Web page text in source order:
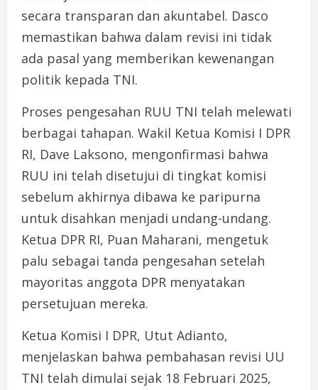
secara transparan dan akuntabel. Dasco
memastikan bahwa dalam revisi ini tidak
ada pasal yang memberikan kewenangan
politik kepada TNI.
Proses pengesahan RUU TNI telah melewati
berbagai tahapan. Wakil Ketua Komisi I DPR
RI, Dave Laksono, mengonfirmasi bahwa
RUU ini telah disetujui di tingkat komisi
sebelum akhirnya dibawa ke paripurna
untuk disahkan menjadi undang-undang.
Ketua DPR RI, Puan Maharani, mengetuk
palu sebagai tanda pengesahan setelah
mayoritas anggota DPR menyatakan
persetujuan mereka.
Ketua Komisi I DPR, Utut Adianto,
menjelaskan bahwa pembahasan revisi UU
TNI telah dimulai sejak 18 Februari 2025,